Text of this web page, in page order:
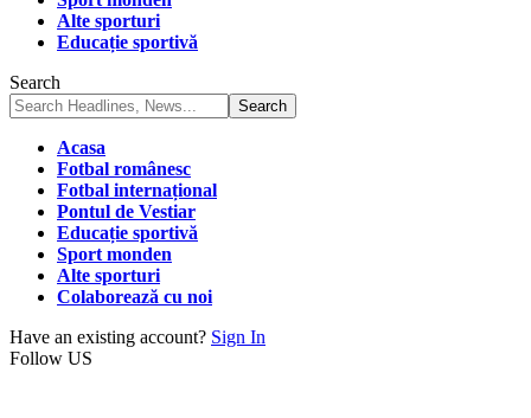
Alte sporturi
Educație sportivă
Search
Acasa
Fotbal românesc
Fotbal internațional
Pontul de Vestiar
Educație sportivă
Sport monden
Alte sporturi
Colaborează cu noi
Have an existing account? Sign In
Follow US